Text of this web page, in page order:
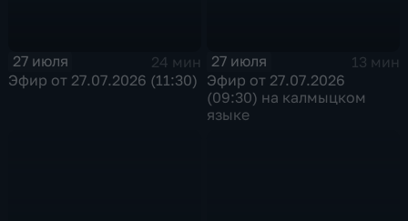
27 июля
24 мин
Эфир от 27.07.2026 (11:30)
27 июля
13 мин
Эфир от 27.07.2026
(09:30) на калмыцком
языке